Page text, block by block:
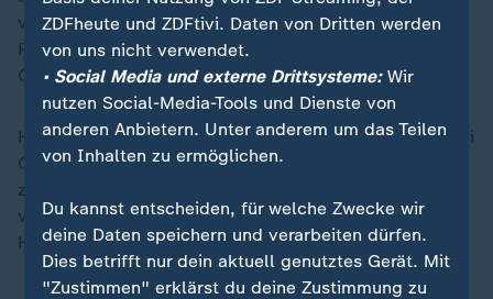
verzauberte bei den Olympischen Spielen das
Publikum und bescherte Deutschland die erste
Goldmedaille in der Rhythmischen Sportgymnastik.
Harte Konkurrenz hat Varfolomeev in Person von Yemisi
Ogunleye: Auch die Kugelstoßerin krönte sich in Paris
zur Olympiasiegerin - wie auch Dressurreiterin Jessica
von Bredow-Werndl. Auch sie darf sich berechtigte
Hoffnungen machen.
ZDFheute und ZDFtivi. Daten von Dritten werden
von uns nicht verwendet.
• Social Media und externe Drittsysteme:Wir
nutzen Social-Media-Tools und Dienste von
anderen Anbietern. Unter anderem um das Teilen
von Inhalten zu ermöglichen.
Du kannst entscheiden, für welche Zwecke wir
deine Daten speichern und verarbeiten dürfen.
Dies betrifft nur dein aktuell genutztes Gerät. Mit
"Zustimmen" erklärst du deine Zustimmung zu